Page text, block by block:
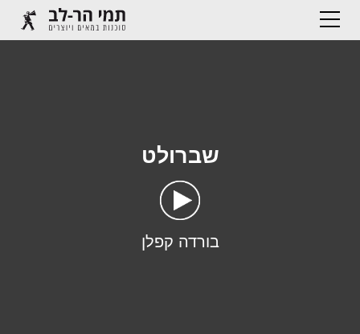
שברולט
בורדה קפלן